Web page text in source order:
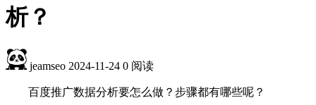
析？
jeamseo 2024-11-24 0 阅读
百度推广数据分析要怎么做？步骤都有哪些呢？